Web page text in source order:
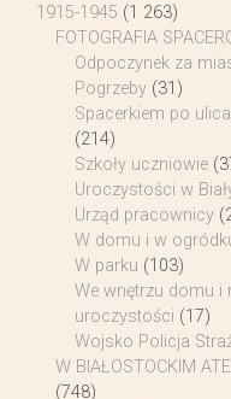
1915-1945 (1 263)
FOTOGRAFIA
Odpoczynek za
Pogrzeby (31)
Spacerkiem po
(214)
Szkoły uczniowie
Uroczystości w
Urząd pracownicy
W domu i w
W parku (103)
We wnętrzu domu i
uroczystości (17)
Wojsko Policja
W BIAŁOSTOCKIM
(748)